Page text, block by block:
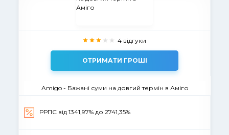
4 відгуки
ОТРИМАТИ ГРОШІ
Amigo - Бажані суми на довгий термін в Аміго
РРПС від 1341,97% до 2741,35%